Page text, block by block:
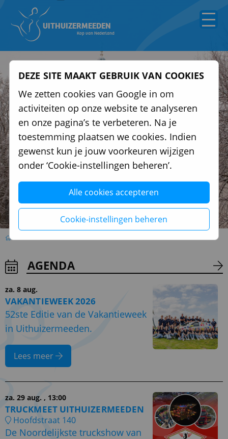
Kop van Nederland
UITHUIZERMEEDEN
Foto: Foto: Remy Vaartjes
WINTER IN UITHUIZERMEEDEN
Home
AGENDA
za. 8 aug.
VAKANTIEWEEK 2026
52ste Editie van de Vakantieweek
in Uithuizermeeden.
Lees meer
za. 29 aug. , 13:00
TRUCKMEET UITHUIZERMEEDEN
Hoofdstraat 140
De Noordelijkste truckshow van
DEZE SITE MAAKT GEBRUIK VAN COOKIES
We zetten cookies van Google in om
activiteiten op onze website te analyseren
en onze pagina’s te verbeteren. Na je
toestemming plaatsen we cookies. Indien
gewenst kun je jouw voorkeuren wijzigen
onder ‘Cookie-instellingen beheren’.
Alle cookies accepteren
Cookie-instellingen beheren